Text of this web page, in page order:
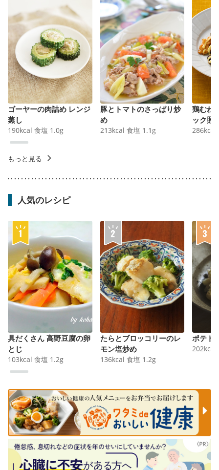
ゴーヤーの肉詰め レンジ
蒸し
190kcal 食塩 1.0g
豚とトマトのさっぱり炒
め
213kcal 食塩 1.1 g
鶏むね
ック照
286kcal
もっと見る
人気のレシピ
具だくさん 高野豆腐の卵
とじ
103kcal 食塩 1.2g
たらとブロッコリーのレ
モン塩炒め
136kcal 食塩 1.2g
ポテト
202kcal